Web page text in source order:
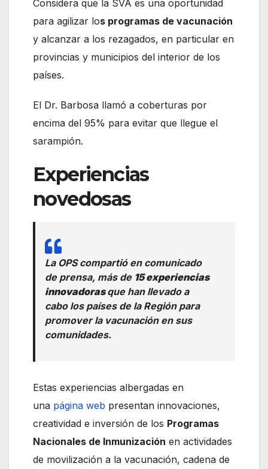
Considera que la SVA es una oportunidad
para agilizar los programas de vacunación
y alcanzar a los rezagados, en particular en
provincias y municipios del interior de los
países.
El Dr. Barbosa llamó a coberturas por
encima del 95% para evitar que llegue el
sarampión.
Experiencias
novedosas
La OPS compartió en comunicado
de prensa, más de 15 experiencias
innovadorasque han llevado a
cabo los países de la Región para
promover la vacunación en sus
comunidades.
Estas experiencias albergadas en
una página web presentan innovaciones,
creatividad e inversión de los Programas
Nacionales de Inmunización en actividades
de movilización a la vacunación, cadena de